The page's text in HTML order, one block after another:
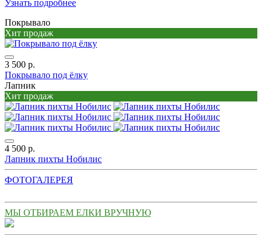
Узнать подробнее
Покрывало
Хит продаж
3 500 р.
Покрывало под ёлку
Лапник
Хит продаж
4 500 р.
Лапник пихты Нобилис
ФОТОГАЛЕРЕЯ
МЫ ОТБИРАЕМ ЕЛКИ ВРУЧНУЮ